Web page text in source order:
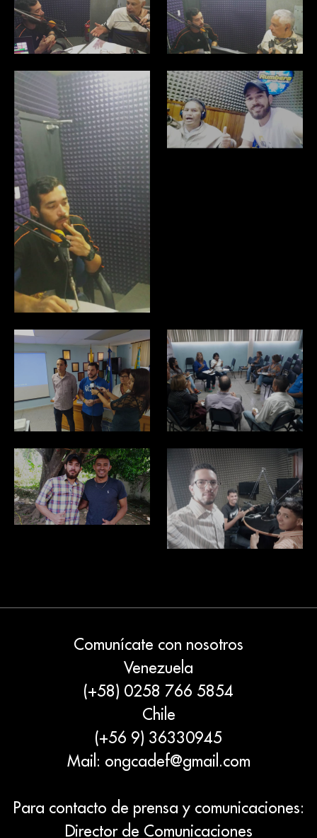
Comunícate con nosotros
Venezuela
(+58) 0258 766 5854
Chile
(+56 9) 36330945
Mail: ongcadef@gmail.com
Para contacto de prensa y comunicaciones:
Director de Comunicaciones